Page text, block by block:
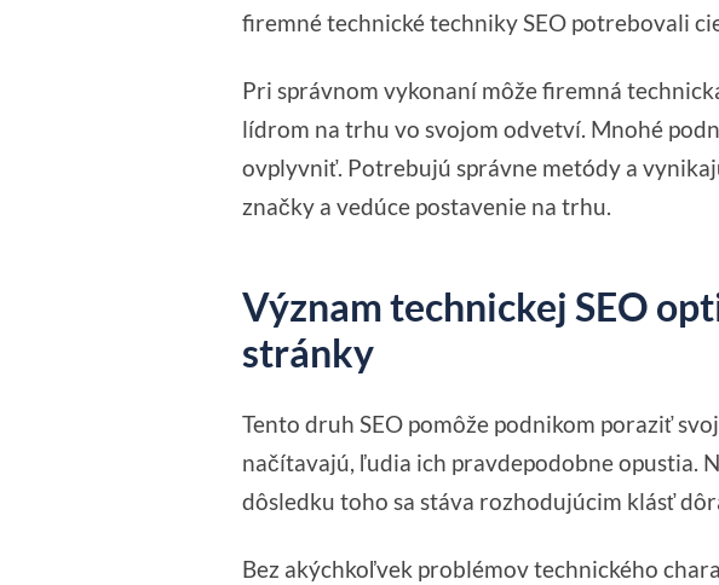
firemné technické techniky SEO potrebovali
Pri správnom vykonaní môže firemná
lídrom na trhu vo svojom odvetví. Mnohé
ovplyvniť. Potrebujú správne metódy a
značky a vedúce postavenie na trhu.
Význam technickej SEO
stránky
Tento druh SEO pomôže podnikom poraziť
načítavajú, ľudia ich pravdepodobne opustia.
dôsledku toho sa stáva rozhodujúcim klásť
Bez akýchkoľvek problémov technického